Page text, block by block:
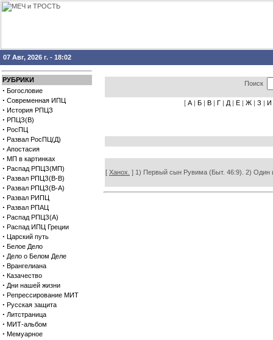
07 Авг, 2026 г. - 18:02
РУБРИКИ
· Богословие
· Современная ИПЦ
· История РПЦЗ
· РПЦЗ(В)
· РосПЦ
· Развал РосПЦ(Д)
· Апостасия
· МП в картинках
· Распад РПЦЗ(МП)
· Развал РПЦЗ(В-В)
· Развал РПЦЗ(В-А)
· Развал РИПЦ
· Развал РПАЦ
· Распад РПЦЗ(А)
· Распад ИПЦ Греции
· Царский путь
· Белое Дело
· Дело о Белом Деле
· Врангелиана
· Казачество
· Дни нашей жизни
· Репрессирование МИТ
· Русская защита
· Литстраница
· МИТ-альбом
· Мемуарное
Поиск
[ А | Б | В | Г | Д | Е | Ж | З | И
[ Ханох. ] 1) Первый сын Рувима (Быт. 46:9). 2) Один